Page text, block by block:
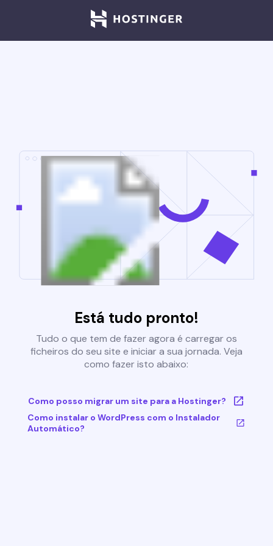
Está tudo pronto!
Tudo o que tem de fazer agora é carregar os
ficheiros do seu site e iniciar a sua jornada. Veja
como fazer isto abaixo:
Como posso migrar um site para a Hostinger?
Como instalar o WordPress com o Instalador
Automático?